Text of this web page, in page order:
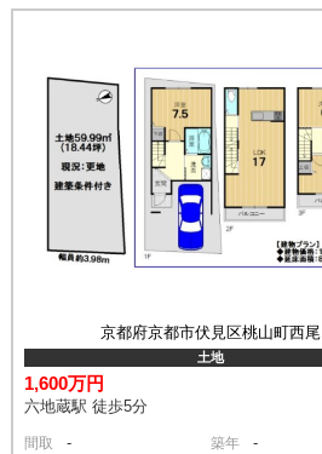
京都府京都市伏見区桃山町西尾
土地
1,600万円
六地蔵駅 徒歩5分
間取 - 築年 -